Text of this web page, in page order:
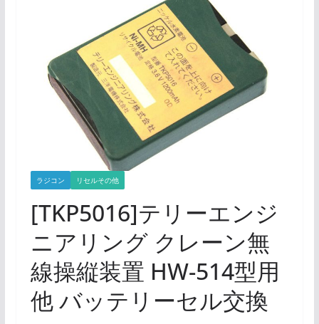
ラジコン リセルその他
[TKP5016]テリーエンジ
ニアリング クレーン無
線操縦装置 HW-514型用
他 バッテリーセル交換